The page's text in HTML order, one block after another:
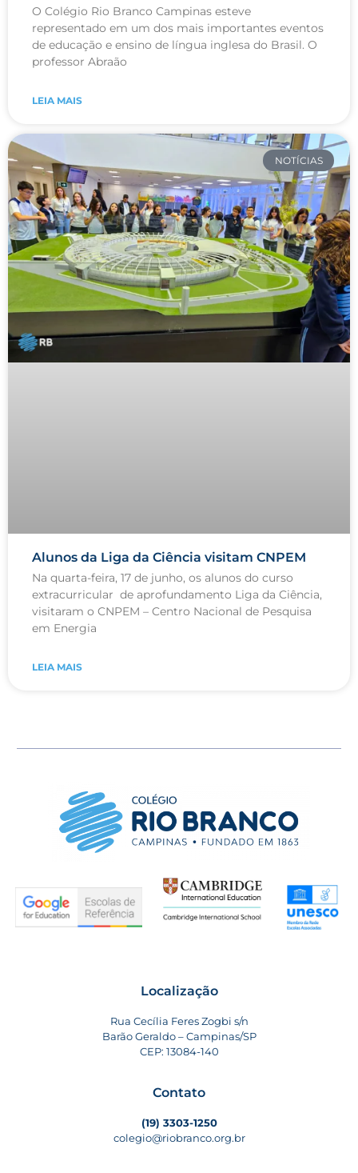
O Colégio Rio Branco Campinas esteve
representado em um dos mais importantes eventos
de educação e ensino de língua inglesa do Brasil. O
professor Abraão
LEIA MAIS
NOTÍCIAS
Alunos da Liga da Ciência visitam CNPEM
Na quarta-feira, 17 de junho, os alunos do curso
extracurricular de aprofundamento Liga da Ciência,
visitaram o CNPEM – Centro Nacional de Pesquisa
em Energia
LEIA MAIS
Localização
Rua Cecília Feres Zogbi s/n
Barão Geraldo – Campinas/SP
CEP: 13084-140
Contato
(19) 3303-1250
colegio@riobranco.org.br